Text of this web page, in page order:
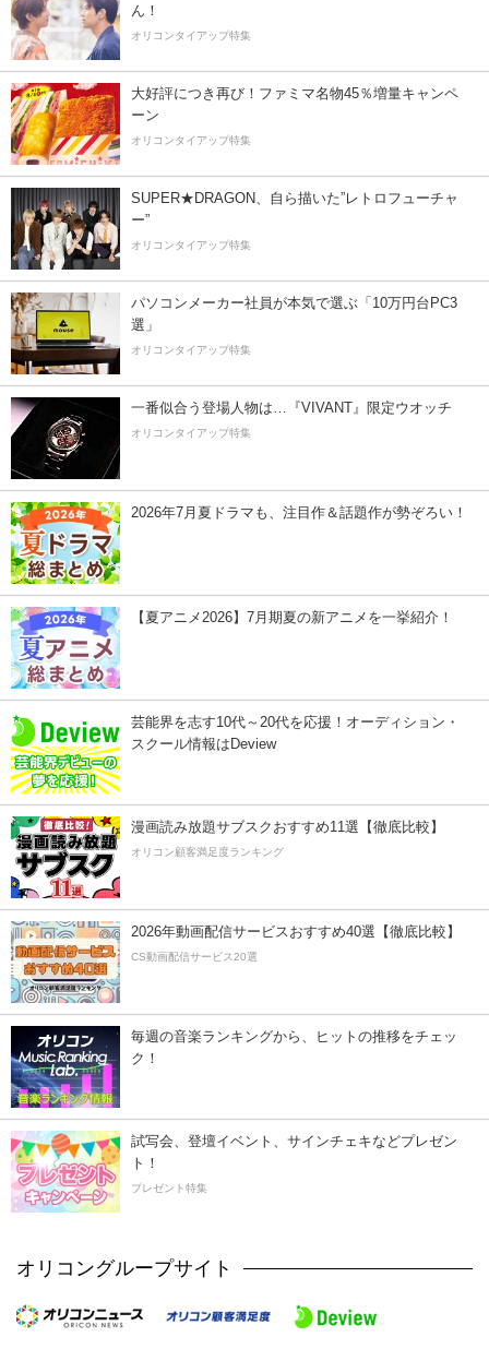
ん！
オリコンタイアップ特集
大好評につき再び！ファミマ名物45％増量キャンペ
ーン
オリコンタイアップ特集
SUPER★DRAGON、自ら描いた”レトロフューチャ
ー”
オリコンタイアップ特集
パソコンメーカー社員が本気で選ぶ「10万円台PC3
選」
オリコンタイアップ特集
一番似合う登場人物は…『VIVANT』限定ウオッチ
オリコンタイアップ特集
2026年7月夏ドラマも、注目作＆話題作が勢ぞろい！
【夏アニメ2026】7月期夏の新アニメを一挙紹介！
芸能界を志す10代～20代を応援！オーディション・
スクール情報はDeview
漫画読み放題サブスクおすすめ11選【徹底比較】
オリコン顧客満足度ランキング
2026年動画配信サービスおすすめ40選【徹底比較】
CS動画配信サービス20選
毎週の音楽ランキングから、ヒットの推移をチェッ
ク！
試写会、登壇イベント、サインチェキなどプレゼン
ト！
プレゼント特集
オリコングループサイト